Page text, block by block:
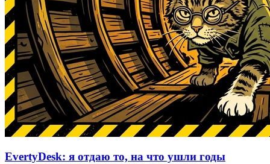
EvertyDesk: я отдаю то, на что ушли годы